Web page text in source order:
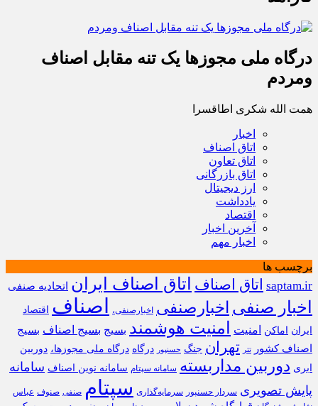
درگاه ملی مجوزها یک تنه مقابل اصناف
ومردم
همت الله شکری اطاقسرا
اخبار
اتاق اصناف
اتاق تعاون
اتاق بازرگانی
ارز دیجیتال
یادداشت
اقتصاد
آخرین اخبار
اخبار مهم
برچسب ها
saptam.ir اتاق اصناف اتاق اصناف ایران اتحادیه صنفی
اخبار صنفی اخبارصنفی اخبارصنفی، اصناف
اقتصاد
ایران
اماکن امنیت امنیت هوشمند بسیج بسیج اصناف بسیج
اصناف کشور
تتر تهران جنگ حسنپور درگاه درگاه ملی مجوزها، دوربین
ابری دوربین مداربسته سامانه سپتام سامانه نوین اصناف سامانه
پایش تصویری سردار حسنپور سرمایه‌گذاری سپتام صنفی صنوف عباس